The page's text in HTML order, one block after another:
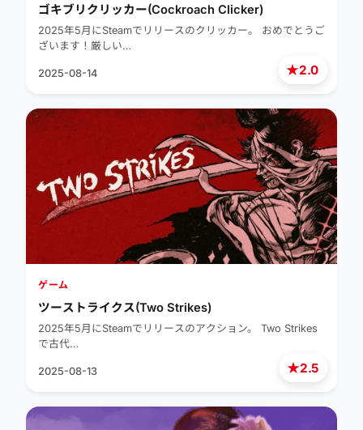
★2.0
ゴキブリクリッカー(Cockroach Clicker)
2025年5月にSteamでリリースのクリッカー。 おめでとうご
ざいます！厳しい…
2025-08-14
★2.5
ゲーム
ツーストライクス(Two Strikes)
2025年5月にSteamでリリースのアクション。 Two Strikes
で古代…
2025-08-13